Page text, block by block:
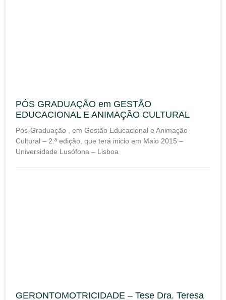
PÓS GRADUAÇÃO em GESTÃO
EDUCACIONAL E ANIMAÇÃO CULTURAL
Pós-Graduação , em Gestão Educacional e Animação
Cultural – 2.ª edição, que terá inicio em Maio 2015 –
Universidade Lusófona – Lisboa
GERONTOMOTRICIDADE – Tese Dra. Teresa